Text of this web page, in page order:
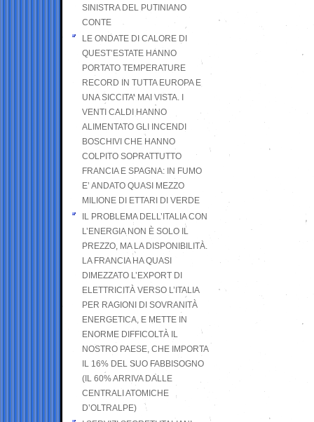
SINISTRA DEL PUTINIANO
CONTE
LE ONDATE DI CALORE DI
QUEST’ESTATE HANNO
PORTATO TEMPERATURE
RECORD IN TUTTA EUROPA E
UNA SICCITA’ MAI VISTA. I
VENTI CALDI HANNO
ALIMENTATO GLI INCENDI
BOSCHIVI CHE HANNO
COLPITO SOPRATTUTTO
FRANCIA E SPAGNA: IN FUMO
E’ ANDATO QUASI MEZZO
MILIONE DI ETTARI DI VERDE
IL PROBLEMA DELL’ITALIA CON
L’ENERGIA NON È SOLO IL
PREZZO, MA LA DISPONIBILITÀ.
LA FRANCIA HA QUASI
DIMEZZATO L’EXPORT DI
ELETTRICITÀ VERSO L’ITALIA
PER RAGIONI DI SOVRANITÀ
ENERGETICA, E METTE IN
ENORME DIFFICOLTÀ IL
NOSTRO PAESE, CHE IMPORTA
IL 16% DEL SUO FABBISOGNO
(IL 60% ARRIVA DALLE
CENTRALI ATOMICHE
D’OLTRALPE)